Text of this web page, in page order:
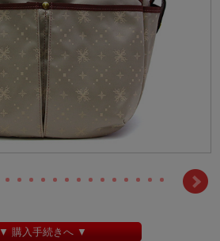
▼ 購入手続きへ ▼